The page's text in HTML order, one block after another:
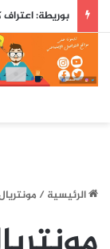
الرئيسية/